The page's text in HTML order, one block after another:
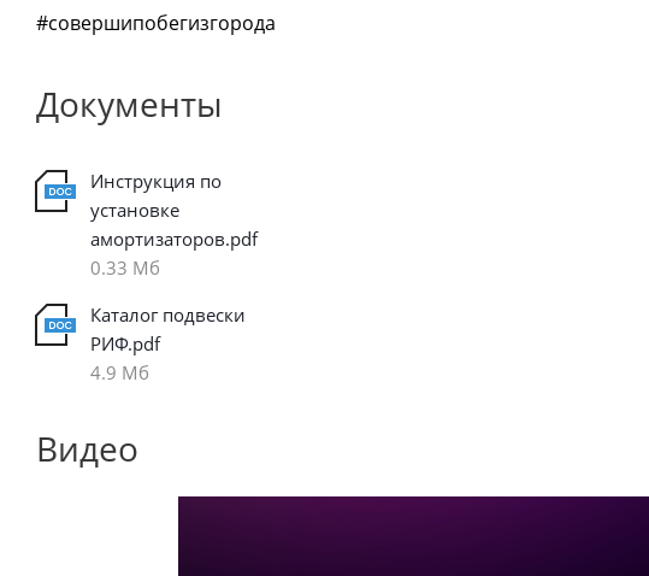
#совершипобегизгорода
Документы
Инструкция по
установке
амортизаторов.pdf
0.33 Мб
Каталог подвески
РИФ.pdf
4.9 Мб
Видео